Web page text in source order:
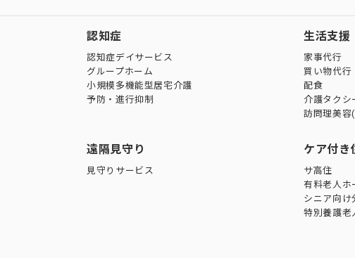
認知症
認知症デイサービス
グループホーム
小規模多機能型居宅介護
予防・進行抑制
生活支援
家事代行
買い物代行
配食
介護タクシ
訪問理美容
遠隔見守り
見守りサービス
ケア付き
サ高住
有料老人ホ
シニア向け
特別養護老